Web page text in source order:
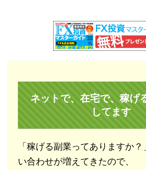
ネットで、在宅で、稼げ
してます
「稼げる副業ってありますか
い合わせが増えてきたので、